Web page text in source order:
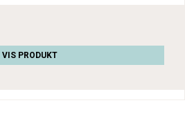
VIS PRODUKT